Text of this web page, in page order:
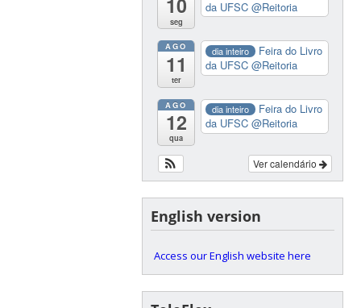
10
seg
da UFSC@Reitoria
AGO
11
ter
dia inteiro
Feira do Livro
da UFSC@Reitoria
AGO
12
qua
dia inteiro
Feira do Livro
da UFSC@Reitoria
Ver calendário
English version
Access our English website here